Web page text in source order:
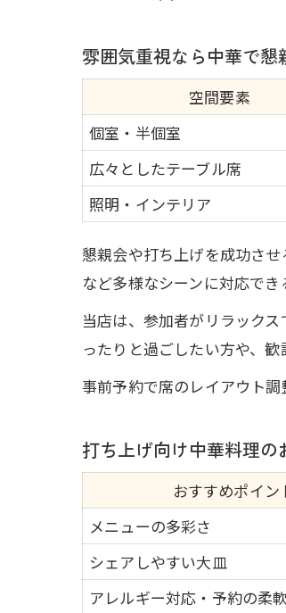
雰囲気重視なら中華で懇
空間要素
個室・半個室
広々としたテーブル席
照明・インテリア
懇親会や打ち上げを成功さ
など多様なシーンに対応でき
当店は、参加者がリラック
ったりと過ごしたい方や、歓
事前予約で席のレイアウト
打ち上げ向け中華料理の
おすすめポイン
メニューの多彩さ
シェアしやすい大皿
アレルギー対応・予約の柔